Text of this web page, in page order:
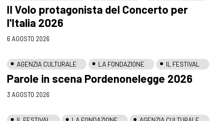
Il Volo protagonista del Concerto per
l'Italia 2026
6 AGOSTO 2026
AGENZIA CULTURALE LA FONDAZIONE IL FESTIVAL
Parole in scena Pordenonelegge 2026
3 AGOSTO 2026